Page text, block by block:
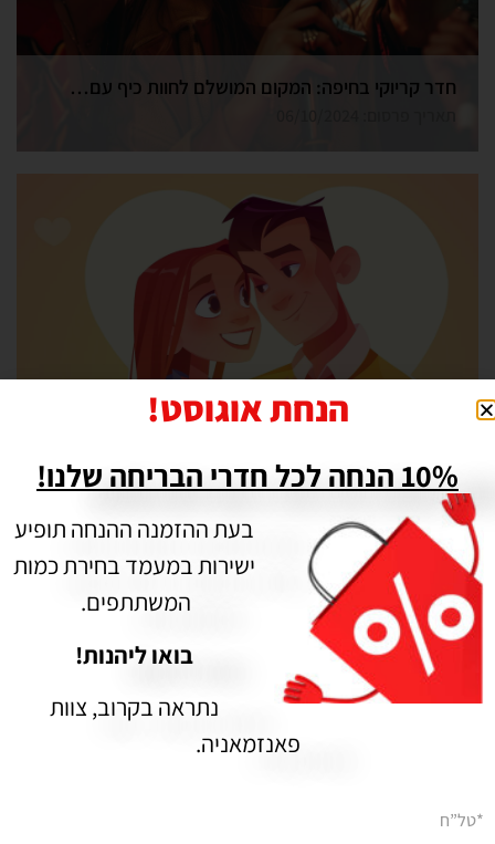
חדר קריוקי בחיפה: המקום המושלם לחוות כיף עם חברים
ערבי הכרויות בחיפה | משתה הדמים – תעלומת רצח בכל הארץ
תאריך פרסום: 16/04/2021
הנחת אוגוסט!
10% הנחה לכל חדרי הבריחה שלנו!
בעת ההזמנה ההנחה תופיע
ישירות במעמד בחירת כמות
המשתתפים.
בואו ליהנות!
נתראה בקרוב, צוות
פאנזמאניה.
*טל”ח